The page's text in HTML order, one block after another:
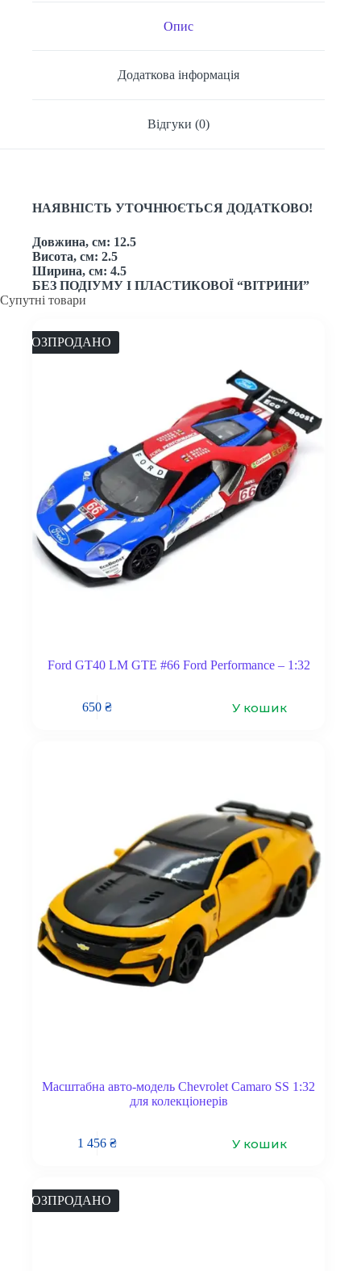
Опис
Додаткова інформація
Відгуки (0)
НАЯВНІСТЬ УТОЧНЮЄТЬСЯ ДОДАТКОВО!
Довжина, см: 12.5
Висота, см: 2.5
Ширина, см: 4.5
БЕЗ ПОДІУМУ І ПЛАСТИКОВОЇ “ВІТРИНИ”
Супутні товари
РОЗПРОДАНО
Ford GT40 LM GTE #66 Ford Performance – 1:32
650₴ У кошик
Масштабна авто-модель Chevrolet Camaro SS 1:32
для колекціонерів
1 456₴ У кошик
РОЗПРОДАНО